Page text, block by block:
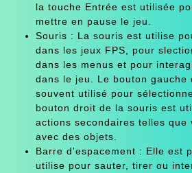
la touche Entrée est utilisée
mettre en pause le jeu.
Souris : La souris est utilise
dans les jeux FPS, pour
dans les menus et pour
dans le jeu. Le bouton gauche
souvent utilisé pour
bouton droit de la souris est
actions secondaires telles que
avec des objets.
Barre d'espacement : Elle est
utilise pour sauter, tirer ou